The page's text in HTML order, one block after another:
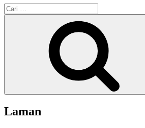
Pencarian
untuk:
Laman